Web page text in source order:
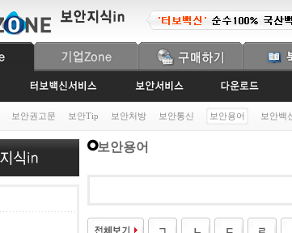
보안권고문 보안Tip 보안처방 보안통신 보안용어 보안백
보안용어